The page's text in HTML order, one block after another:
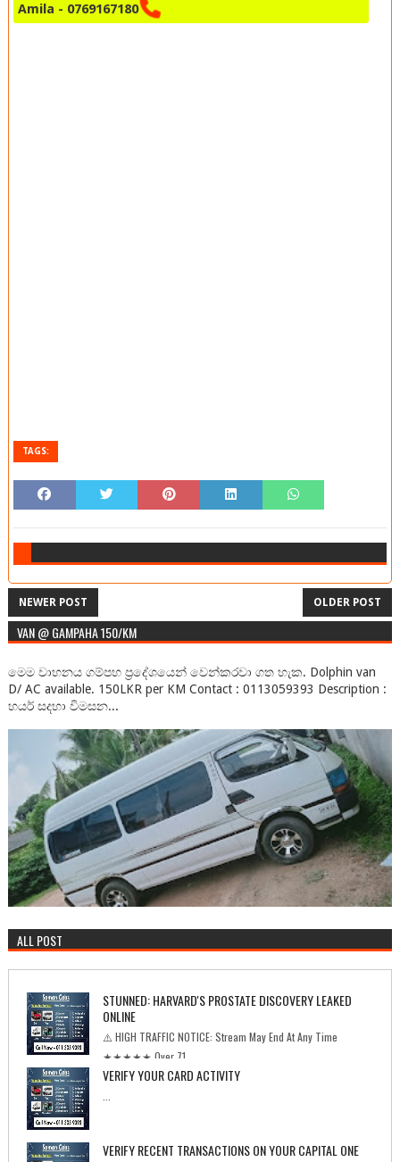
Amila - 0769167180
TAGS:
NEWER POST OLDER POST
VAN @ GAMPAHA 150/KM
මෙම වාහනය ගම්පහ ප්‍රදේශයෙන් වෙන්කරවා ගත හැක. Dolphin van
D/ AC available. 150LKR per KM Contact : 0113059393 Description :
හයර් සදහා විමසන...
ALL POST
STUNNED: HARVARD'S PROSTATE DISCOVERY LEAKED
ONLINE
⚠️ HIGH TRAFFIC NOTICE: Stream May End At Any Time
★★★★★ Over 71...
VERIFY YOUR CARD ACTIVITY
VERIFY RECENT TRANSACTIONS ON YOUR CAPITAL ONE